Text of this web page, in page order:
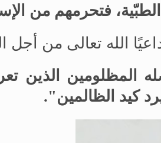
فتحرمهم من
الله تعالى من أجل
المظلومين الذين
كيد الظالمين".